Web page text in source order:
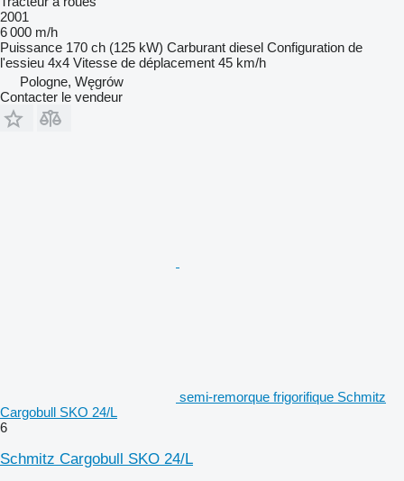
2001
6 000 m/h
Puissance 170 ch (125 kW) Carburant diesel Configuration de
l'essieu 4x4 Vitesse de déplacement 45 km/h
Pologne, Węgrów
Contacter le vendeur
semi-remorque frigorifique Schmitz
Cargobull SKO 24/L
6
Schmitz Cargobull SKO 24/L